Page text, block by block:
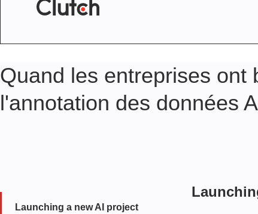
Quand les entreprises ont
l'annotation des données
Launching a new AI project